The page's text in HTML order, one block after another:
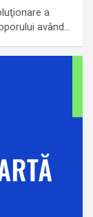
a
având…